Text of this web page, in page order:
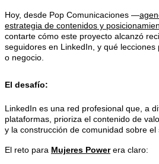
Hoy, desde Pop Comunicaciones —
estrategia de contenidos y
contarte cómo este proyecto alcanzó
seguidores en LinkedIn, y qué
o negocio.
El desafío:
LinkedIn es una red profesional que, a
plataformas, prioriza el contenido de
y la construcción de comunidad sobre el
El reto para Mujeres Powerera claro: